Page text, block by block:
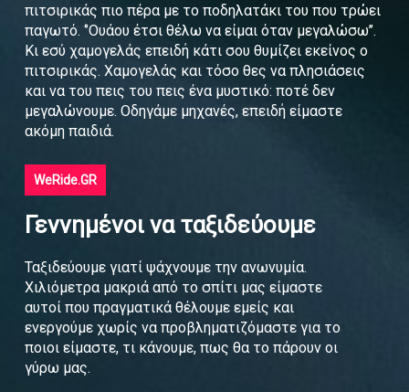
πιτσιρικάς πιο πέρα με το ποδηλατάκι του που τρώει
παγωτό. ‘’Ουάου έτσι θέλω να είμαι όταν μεγαλώσω’’.
Κι εσύ χαμογελάς επειδή κάτι σου θυμίζει εκείνος ο
πιτσιρικάς. Χαμογελάς και τόσο θες να πλησιάσεις
και να του πεις του πεις ένα μυστικό: ποτέ δεν
μεγαλώνουμε. Οδηγάμε μηχανές, επειδή είμαστε
ακόμη παιδιά.
WeRide.GR
Γεννημένοι να ταξιδεύουμε
Ταξιδεύουμε γιατί ψάχνουμε την ανωνυμία.
Χιλιόμετρα μακριά από το σπίτι μας είμαστε
αυτοί που πραγματικά θέλουμε εμείς και
ενεργούμε χωρίς να προβληματιζόμαστε για το
ποιοι είμαστε, τι κάνουμε, πως θα το πάρουν οι
γύρω μας.